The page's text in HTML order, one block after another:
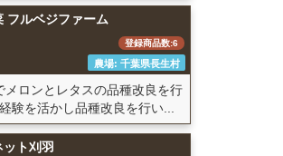
フルベジファーム
登録商品数:6
農場: 千葉県長生村
メロンとレタスの品種改良を行
験を活かし品種改良を行い...
ト刈羽